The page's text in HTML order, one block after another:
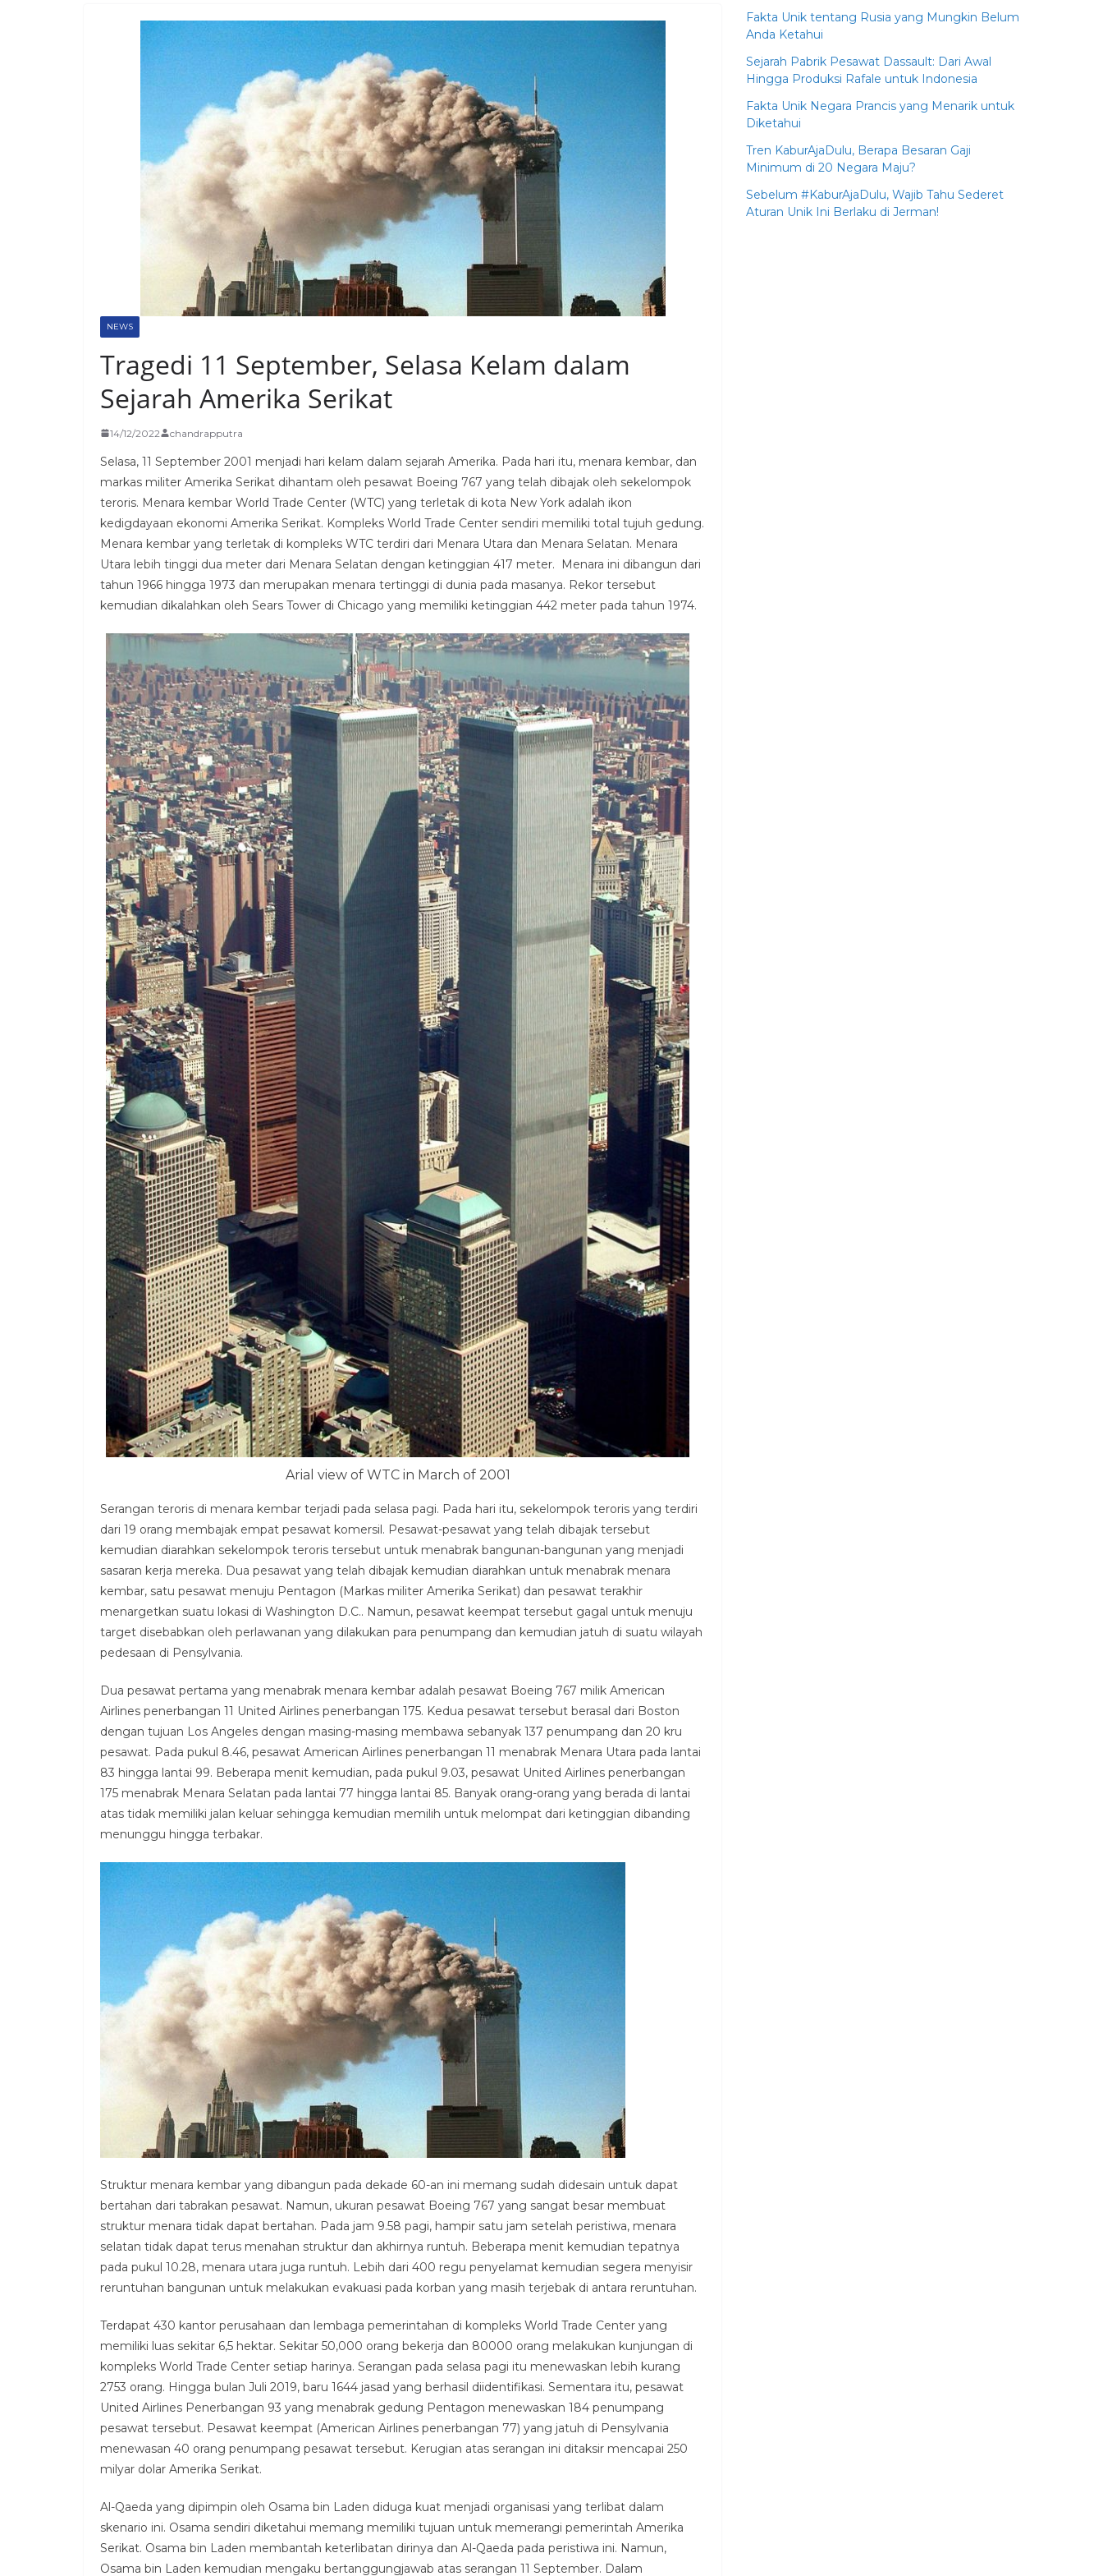
NEWS
Tragedi 11 September, Selasa Kelam dalam
Sejarah Amerika Serikat
14/12/2022 chandrapputra
Selasa, 11 September 2001 menjadi hari kelam dalam sejarah Amerika. Pada hari itu, menara kembar, dan
markas militer Amerika Serikat dihantam oleh pesawat Boeing 767 yang telah dibajak oleh sekelompok
teroris. Menara kembar World Trade Center (WTC) yang terletak di kota New York adalah ikon
kedigdayaan ekonomi Amerika Serikat. Kompleks World Trade Center sendiri memiliki total tujuh gedung.
Menara kembar yang terletak di kompleks WTC terdiri dari Menara Utara dan Menara Selatan. Menara
Utara lebih tinggi dua meter dari Menara Selatan dengan ketinggian 417 meter. Menara ini dibangun dari
tahun 1966 hingga 1973 dan merupakan menara tertinggi di dunia pada masanya. Rekor tersebut
kemudian dikalahkan oleh Sears Tower di Chicago yang memiliki ketinggian 442 meter pada tahun 1974.
Arial view of WTC in March of 2001
Serangan teroris di menara kembar terjadi pada selasa pagi. Pada hari itu, sekelompok teroris yang terdiri
dari 19 orang membajak empat pesawat komersil. Pesawat-pesawat yang telah dibajak tersebut
kemudian diarahkan sekelompok teroris tersebut untuk menabrak bangunan-bangunan yang menjadi
sasaran kerja mereka. Dua pesawat yang telah dibajak kemudian diarahkan untuk menabrak menara
kembar, satu pesawat menuju Pentagon (Markas militer Amerika Serikat) dan pesawat terakhir
menargetkan suatu lokasi di Washington D.C.. Namun, pesawat keempat tersebut gagal untuk menuju
target disebabkan oleh perlawanan yang dilakukan para penumpang dan kemudian jatuh di suatu wilayah
pedesaan di Pensylvania.
Dua pesawat pertama yang menabrak menara kembar adalah pesawat Boeing 767 milik American
Airlines penerbangan 11 United Airlines penerbangan 175. Kedua pesawat tersebut berasal dari Boston
dengan tujuan Los Angeles dengan masing-masing membawa sebanyak 137 penumpang dan 20 kru
pesawat. Pada pukul 8.46, pesawat American Airlines penerbangan 11 menabrak Menara Utara pada lantai
83 hingga lantai 99. Beberapa menit kemudian, pada pukul 9.03, pesawat United Airlines penerbangan
175 menabrak Menara Selatan pada lantai 77 hingga lantai 85. Banyak orang-orang yang berada di lantai
atas tidak memiliki jalan keluar sehingga kemudian memilih untuk melompat dari ketinggian dibanding
menunggu hingga terbakar.
Struktur menara kembar yang dibangun pada dekade 60-an ini memang sudah didesain untuk dapat
bertahan dari tabrakan pesawat. Namun, ukuran pesawat Boeing 767 yang sangat besar membuat
struktur menara tidak dapat bertahan. Pada jam 9.58 pagi, hampir satu jam setelah peristiwa, menara
selatan tidak dapat terus menahan struktur dan akhirnya runtuh. Beberapa menit kemudian tepatnya
pada pukul 10.28, menara utara juga runtuh. Lebih dari 400 regu penyelamat kemudian segera menyisir
reruntuhan bangunan untuk melakukan evakuasi pada korban yang masih terjebak di antara reruntuhan.
Terdapat 430 kantor perusahaan dan lembaga pemerintahan di kompleks World Trade Center yang
memiliki luas sekitar 6,5 hektar. Sekitar 50,000 orang bekerja dan 80000 orang melakukan kunjungan di
kompleks World Trade Center setiap harinya. Serangan pada selasa pagi itu menewaskan lebih kurang
2753 orang. Hingga bulan Juli 2019, baru 1644 jasad yang berhasil diidentifikasi. Sementara itu, pesawat
United Airlines Penerbangan 93 yang menabrak gedung Pentagon menewaskan 184 penumpang
pesawat tersebut. Pesawat keempat (American Airlines penerbangan 77) yang jatuh di Pensylvania
menewasan 40 orang penumpang pesawat tersebut. Kerugian atas serangan ini ditaksir mencapai 250
milyar dolar Amerika Serikat.
Al-Qaeda yang dipimpin oleh Osama bin Laden diduga kuat menjadi organisasi yang terlibat dalam
skenario ini. Osama sendiri diketahui memang memiliki tujuan untuk memerangi pemerintah Amerika
Serikat. Osama bin Laden membantah keterlibatan dirinya dan Al-Qaeda pada peristiwa ini. Namun,
Osama bin Laden kemudian mengaku bertanggungjawab atas serangan 11 September. Dalam
Fakta Unik tentang Rusia yang Mungkin Belum
Anda Ketahui
Sejarah Pabrik Pesawat Dassault: Dari Awal
Hingga Produksi Rafale untuk Indonesia
Fakta Unik Negara Prancis yang Menarik untuk
Diketahui
Tren KaburAjaDulu, Berapa Besaran Gaji
Minimum di 20 Negara Maju?
Sebelum #KaburAjaDulu, Wajib Tahu Sederet
Aturan Unik Ini Berlaku di Jerman!